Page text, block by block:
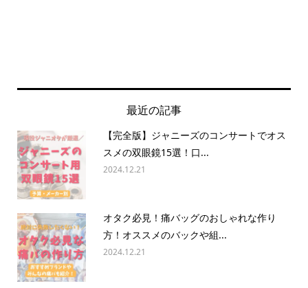
最近の記事
【完全版】ジャニーズのコンサートでオス
スメの双眼鏡15選！口...
2024.12.21
オタク必見！痛バッグのおしゃれな作り
方！オススメのバックや組...
2024.12.21